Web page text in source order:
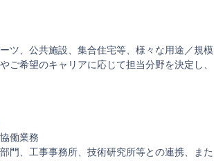
ツ、公共施設、集合住宅等、様々な用途／規模
ご希望のキャリアに応じて担当分野を決定し、
働業務
門、工事事務所、技術研究所等との連携、また